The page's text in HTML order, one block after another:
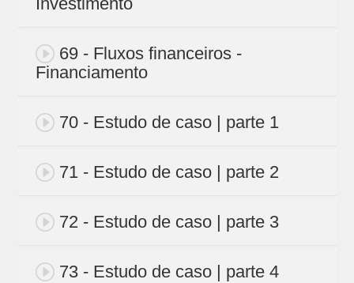
69 - Fluxos financeiros -
Financiamento
70 - Estudo de caso | parte 1
71 - Estudo de caso | parte 2
72 - Estudo de caso | parte 3
73 - Estudo de caso | parte 4